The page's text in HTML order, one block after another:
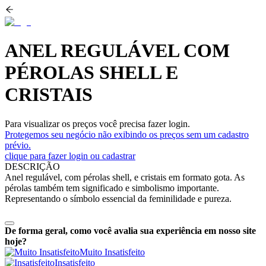
ANEL REGULÁVEL COM
PÉROLAS SHELL E
CRISTAIS
Para visualizar os preços você precisa fazer login.
Protegemos seu negócio não exibindo os preços sem um cadastro
prévio.
clique para fazer login ou cadastrar
DESCRIÇÃO
Anel regulável, com pérolas shell, e cristais em formato gota. As
pérolas também tem significado e simbolismo importante.
Representando o símbolo essencial da feminilidade e pureza.
De forma geral, como você avalia sua experiência em nosso site
hoje?
Muito Insatisfeito
Insatisfeito